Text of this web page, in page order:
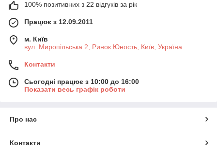
100% позитивних з 22 відгуків за рік
Працює з 12.09.2011
м. Київ
вул. Миропільська 2, Ринок Юность, Київ, Україна
Контакти
Сьогодні працює з 10:00 до 16:00
Показати весь графік роботи
Про нас
Контакти